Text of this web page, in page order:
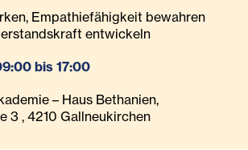
Empathiefähigkeit bewahren
entwickeln
bis 17:00
– Haus Bethanien,
3 , 4210 Gallneukirchen